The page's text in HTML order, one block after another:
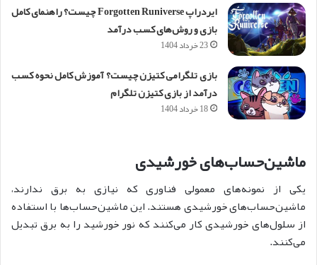
ایردراپ Forgotten Runiverse چیست؟ راهنمای کامل
بازی و روش‌های کسب درآمد
23 خرداد 1404
بازی تلگرامی کتیزن چیست؟ آموزش کامل نحوه کسب
درآمد از بازی کتیزن تلگرام
18 خرداد 1404
ماشین‌حساب‌های خورشیدی
یکی از نمونه‌های معمولی فناوری که نیازی به برق ندارند،
ماشین‌حساب‌های خورشیدی هستند. این ماشین‌حساب‌ها با استفاده
از سلول‌های خورشیدی کار می‌کنند که نور خورشید را به برق تبدیل
می‌کنند.